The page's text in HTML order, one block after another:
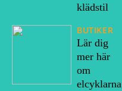
klädstil
BUTIKER
Lär dig
mer här
om
elcyklarna